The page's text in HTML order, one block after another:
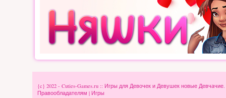
{c} 2022 - Cuties-Games.ru :: Игры для Девочек и Девушек новые
Правообладателям | Игры